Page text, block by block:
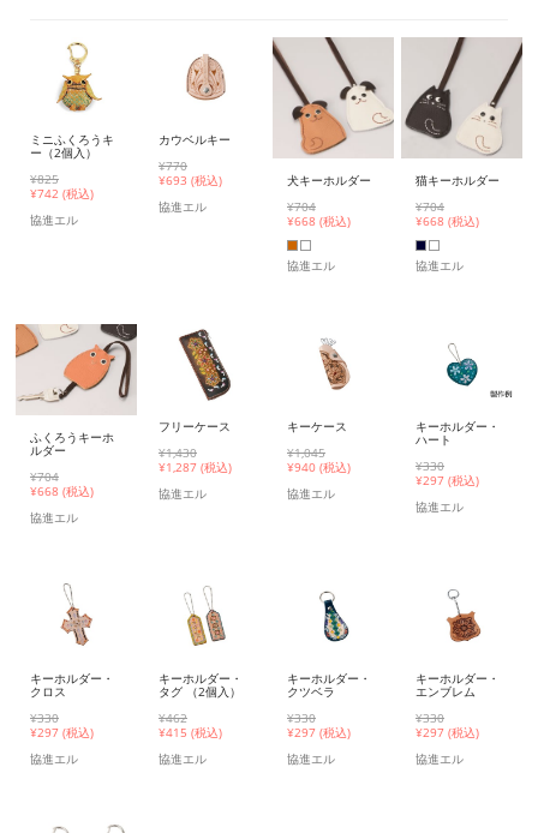
ミニふくろうキ
ー（2個入）
¥825
¥742 (税込)
協進エル
カウベルキー
¥770
¥693 (税込)
協進エル
犬キーホルダー
¥704
¥668 (税込)
協進エル
猫キーホルダー
¥704
¥668 (税込)
協進エル
ふくろうキーホ
ルダー
¥704
¥668 (税込)
協進エル
フリーケース
¥1,430
¥1,287 (税込)
協進エル
キーケース
¥1,045
¥940 (税込)
協進エル
キーホルダー・
ハート
¥330
¥297 (税込)
協進エル
キーホルダー・
クロス
¥330
¥297 (税込)
協進エル
キーホルダー・
タグ （2個入）
¥462
¥415 (税込)
協進エル
キーホルダー・
クツベラ
¥330
¥297 (税込)
協進エル
キーホルダー・
エンブレム
¥330
¥297 (税込)
協進エル